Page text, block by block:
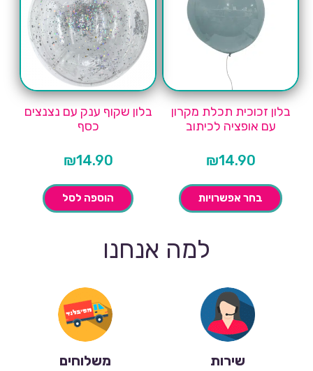
בלון זכוכית תכלת מקרון
עם אופציה לכיתוב
₪14.90
בחר אפשרויות
בלון שקוף ענק עם נצנצים
כסף
₪14.90
הוספה לסל
למה אנחנו
שירות משלוחים